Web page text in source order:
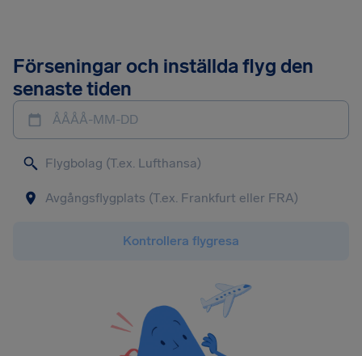
Förseningar och inställda flyg den
senaste tiden
ÅÅÅÅ-MM-DD
Kontrollera flygresa